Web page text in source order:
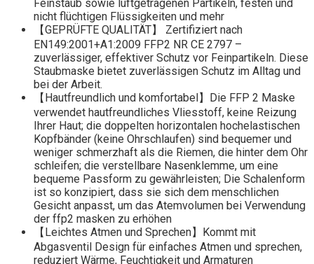
Feinstaub sowie luftgetragenen Partikeln, festen und
nicht flüchtigen Flüssigkeiten und mehr
【GEPRÜFTE QUALITÄT】 Zertifiziert nach
EN149:2001+A1:2009 FFP2 NR CE 2797 –
zuverlässiger, effektiver Schutz vor Feinpartikeln. Diese
Staubmaske bietet zuverlässigen Schutz im Alltag und
bei der Arbeit.
【Hautfreundlich und komfortabel】Die FFP 2 Maske
verwendet hautfreundliches Vliesstoff, keine Reizung
Ihrer Haut; die doppelten horizontalen hochelastischen
Kopfbänder (keine Ohrschlaufen) sind bequemer und
weniger schmerzhaft als die Riemen, die hinter dem Ohr
schleifen; die verstellbare Nasenklemme, um eine
bequeme Passform zu gewährleisten; Die Schalenform
ist so konzipiert, dass sie sich dem menschlichen
Gesicht anpasst, um das Atemvolumen bei Verwendung
der ffp2 masken zu erhöhen
【Leichtes Atmen und Sprechen】Kommt mit
Abgasventil Design für einfaches Atmen und sprechen,
reduziert Wärme, Feuchtigkeit und Armaturen